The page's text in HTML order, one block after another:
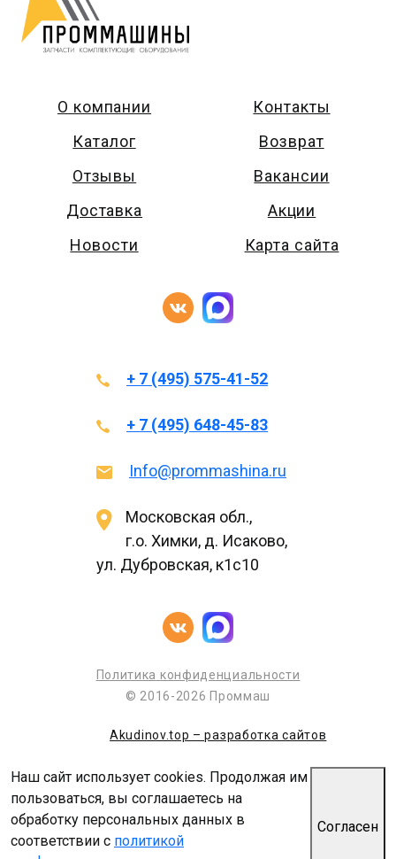
О компании
Каталог
Отзывы
Доставка
Новости
Контакты
Возврат
Вакансии
Акции
Карта сайта
+ 7 (495) 575-41-52
+ 7 (495) 648-45-83
Info@prommashina.ru
Московская обл.,
г.о. Химки, д. Исаково,
ул. Дубровская, к1с10
Политика конфиденциальности
© 2016-2026 Проммаш
Akudinov.top – разработка сайтов
Наш сайт использует cookies. Продолжая им
пользоваться, вы соглашаетесь на
обработку персональных данных в
соответствии с политикой
Согласен